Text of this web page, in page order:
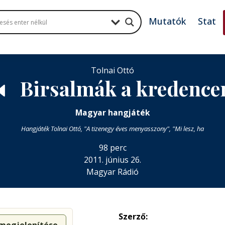
Mutatók Stat
Tolnai Ottó
Birsalmák a
Magyar hangjáték
Hangjáték Tolnai Ottó, "A tizenegy éves menyasszony", "Mi lesz, ha
98 perc
2011. június 26.
Magyar Rádió
Szerző: